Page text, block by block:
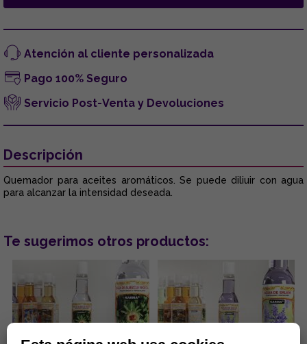
Atención al cliente personalizada
Pago 100% Seguro
Servicio Post-Venta y Devoluciones
Descripción
Quemador para aceites aromáticos. Se puede diliuir con agua
para alcanzar la intensidad deseada.
Te sugerimos otros productos: